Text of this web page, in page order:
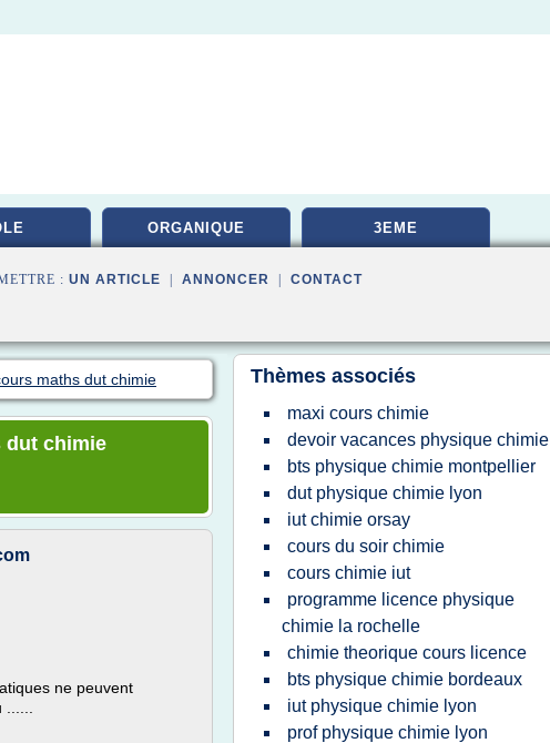
ORGANIQUE 3EME
: UN ARTICLE ANNONCER CONTACT
maths dut chimie
dut chimie
ne peuvent
Thèmes associés
maxi cours chimie
devoir vacances physique chimie
bts physique chimie montpellier
dut physique chimie lyon
iut chimie orsay
cours du soir chimie
cours chimie iut
programme licence physique
chimie la rochelle
chimie theorique cours licence
bts physique chimie bordeaux
iut physique chimie lyon
prof physique chimie lyon